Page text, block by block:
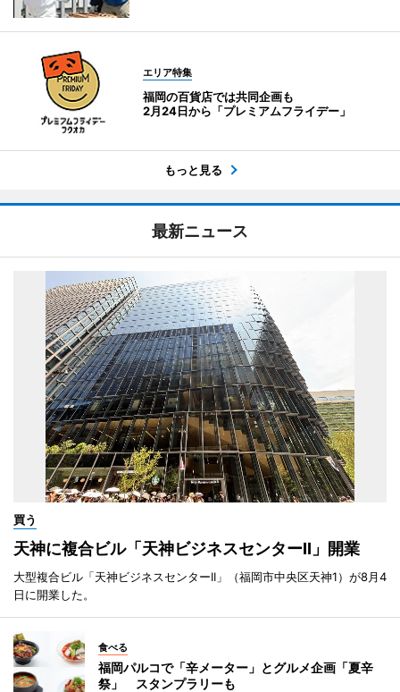
エリア特集
福岡の百貨店では共同企画も
2月24日から「プレミアムフライデー」
もっと見る
最新ニュース
買う
天神に複合ビル「天神ビジネスセンターII」開業
大型複合ビル「天神ビジネスセンターII」（福岡市中央区天神1）が8月4
日に開業した。
食べる
福岡パルコで「辛メーター」とグルメ企画「夏辛
祭」 スタンプラリーも